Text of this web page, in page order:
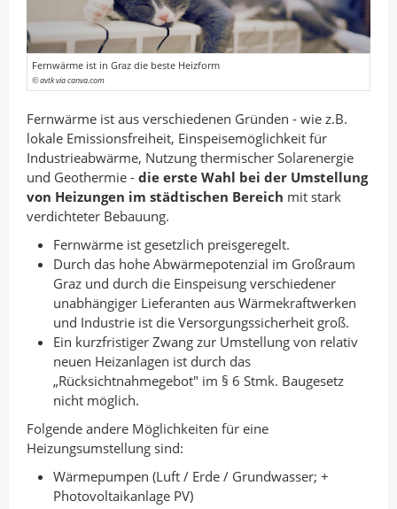
A
u
t
r
n
t
e
l
e
n
o
k
t
l
e
n
Fernwärme ist in Graz die beste Heizform
© avtk via canva.com
Fernwärme ist aus verschiedenen Gründen - wie z.B.
lokale Emissionsfreiheit, Einspeisemöglichkeit für
Industrieabwärme, Nutzung thermischer Solarenergie
und Geothermie - die erste Wahl bei der Umstellung
von Heizungen im städtischen Bereich mit stark
verdichteter Bebauung.
Fernwärme ist gesetzlich preisgeregelt.
Durch das hohe Abwärmepotenzial im Großraum
Graz und durch die Einspeisung verschiedener
unabhängiger Lieferanten aus Wärmekraftwerken
und Industrie ist die Versorgungssicherheit groß.
Ein kurzfristiger Zwang zur Umstellung von relativ
neuen Heizanlagen ist durch das
„Rücksichtnahmegebot" im § 6 Stmk. Baugesetz
nicht möglich.
Folgende andere Möglichkeiten für eine
Heizungsumstellung sind:
Wärmepumpen (Luft / Erde / Grundwasser; +
Photovoltaikanlage PV)